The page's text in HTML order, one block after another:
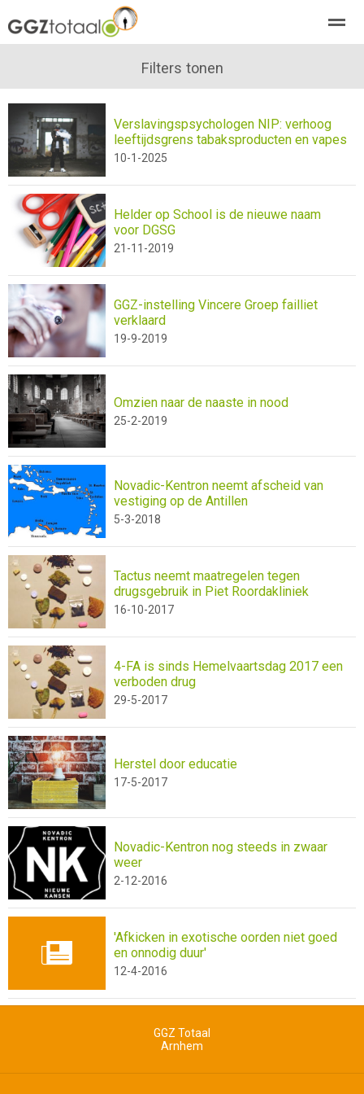
abonneren agenda
Home Nieuws Zoeken Pagina's
Filters tonen
Verslavingspsychologen NIP: verhoog
leeftijdsgrens tabaksproducten en vapes
10-1-2025
Helder op School is de nieuwe naam
voor DGSG
21-11-2019
GGZ-instelling Vincere Groep failliet
verklaard
19-9-2019
Omzien naar de naaste in nood
25-2-2019
Novadic-Kentron neemt afscheid van
vestiging op de Antillen
5-3-2018
Tactus neemt maatregelen tegen
drugsgebruik in Piet Roordakliniek
16-10-2017
4-FA is sinds Hemelvaartsdag 2017 een
verboden drug
29-5-2017
Herstel door educatie
17-5-2017
Novadic-Kentron nog steeds in zwaar
weer
2-12-2016
'Afkicken in exotische oorden niet goed
en onnodig duur'
12-4-2016
GGZ Totaal
Arnhem